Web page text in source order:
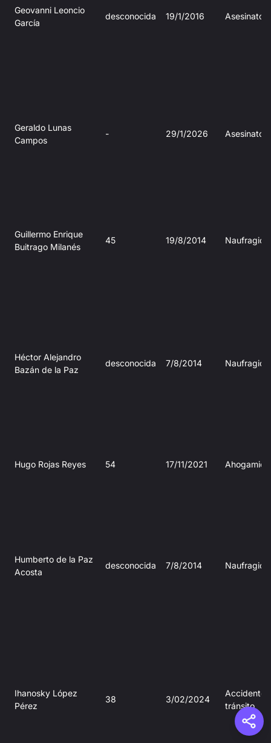
Geovanni Leoncio
García
desconocida 19/1/2016 Asesinato
Geraldo Lunas
Campos
- 29/1/2026 Asesinato
Guillermo Enrique
Buitrago Milanés
45 19/8/2014 Naufragio
Héctor Alejandro
Bazán de la Paz
desconocida 7/8/2014 Naufragio
Hugo Rojas Reyes 54 17/11/2021
Humberto de la Paz
Acosta
desconocida 7/8/2014 Naufragio
Ihanosky López
Pérez
38 3/02/2024
Accidente
tránsito